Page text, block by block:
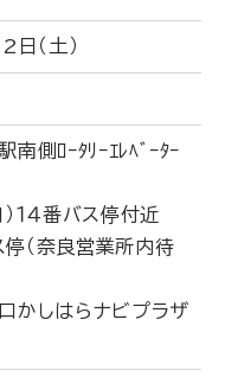
（土）
南側ﾛｰﾀﾘｰｴﾚﾍﾞｰﾀｰ
）１４番バス停付近
（奈良営業所内待
かしはらナビプラザ